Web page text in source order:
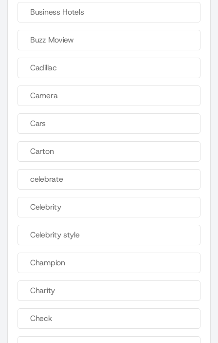
Business Hotels
Buzz Moview
Cadillac
Camera
Cars
Carton
celebrate
Celebrity
Celebrity style
Champion
Charity
Check